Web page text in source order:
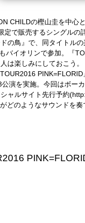
CHILDの樫山圭を中心
定で販売するシングルの
の鳥』で、同タイトル
バイオリンで参加。『
は楽しみにしておこう。
演を実施。今回はボー
ャルサイト先行予約
どのようなサウンドを